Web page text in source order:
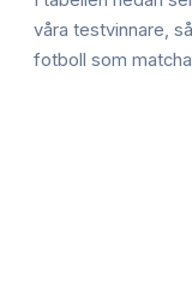
våra testvinnare,
fotboll som